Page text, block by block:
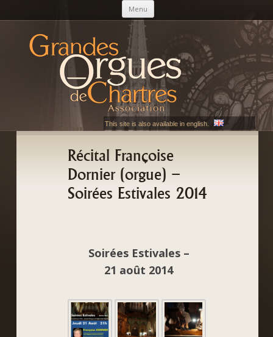
Menu Aller au contenu principal
AGOC
Les Grandes Orgues de Chartres
This site is also available in english.
Récital Françoise
Dornier (orgue) –
Soirées Estivales 2014
Soirées Estivales –
21 août 2014